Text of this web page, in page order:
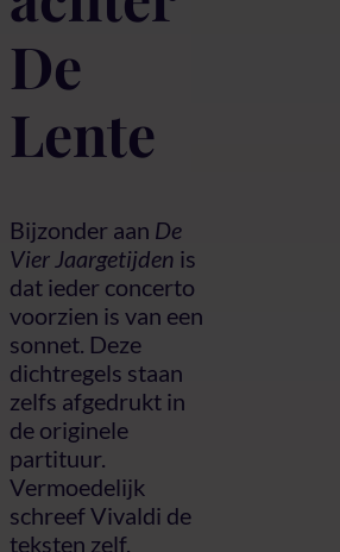
De
Lente
Bijzonder aan De
Vier Jaargetijden is
dat ieder concerto
voorzien is van een
sonnet. Deze
dichtregels staan
zelfs afgedrukt in
de originele
partituur.
Vermoedelijk
schreef Vivaldi de
teksten zelf.